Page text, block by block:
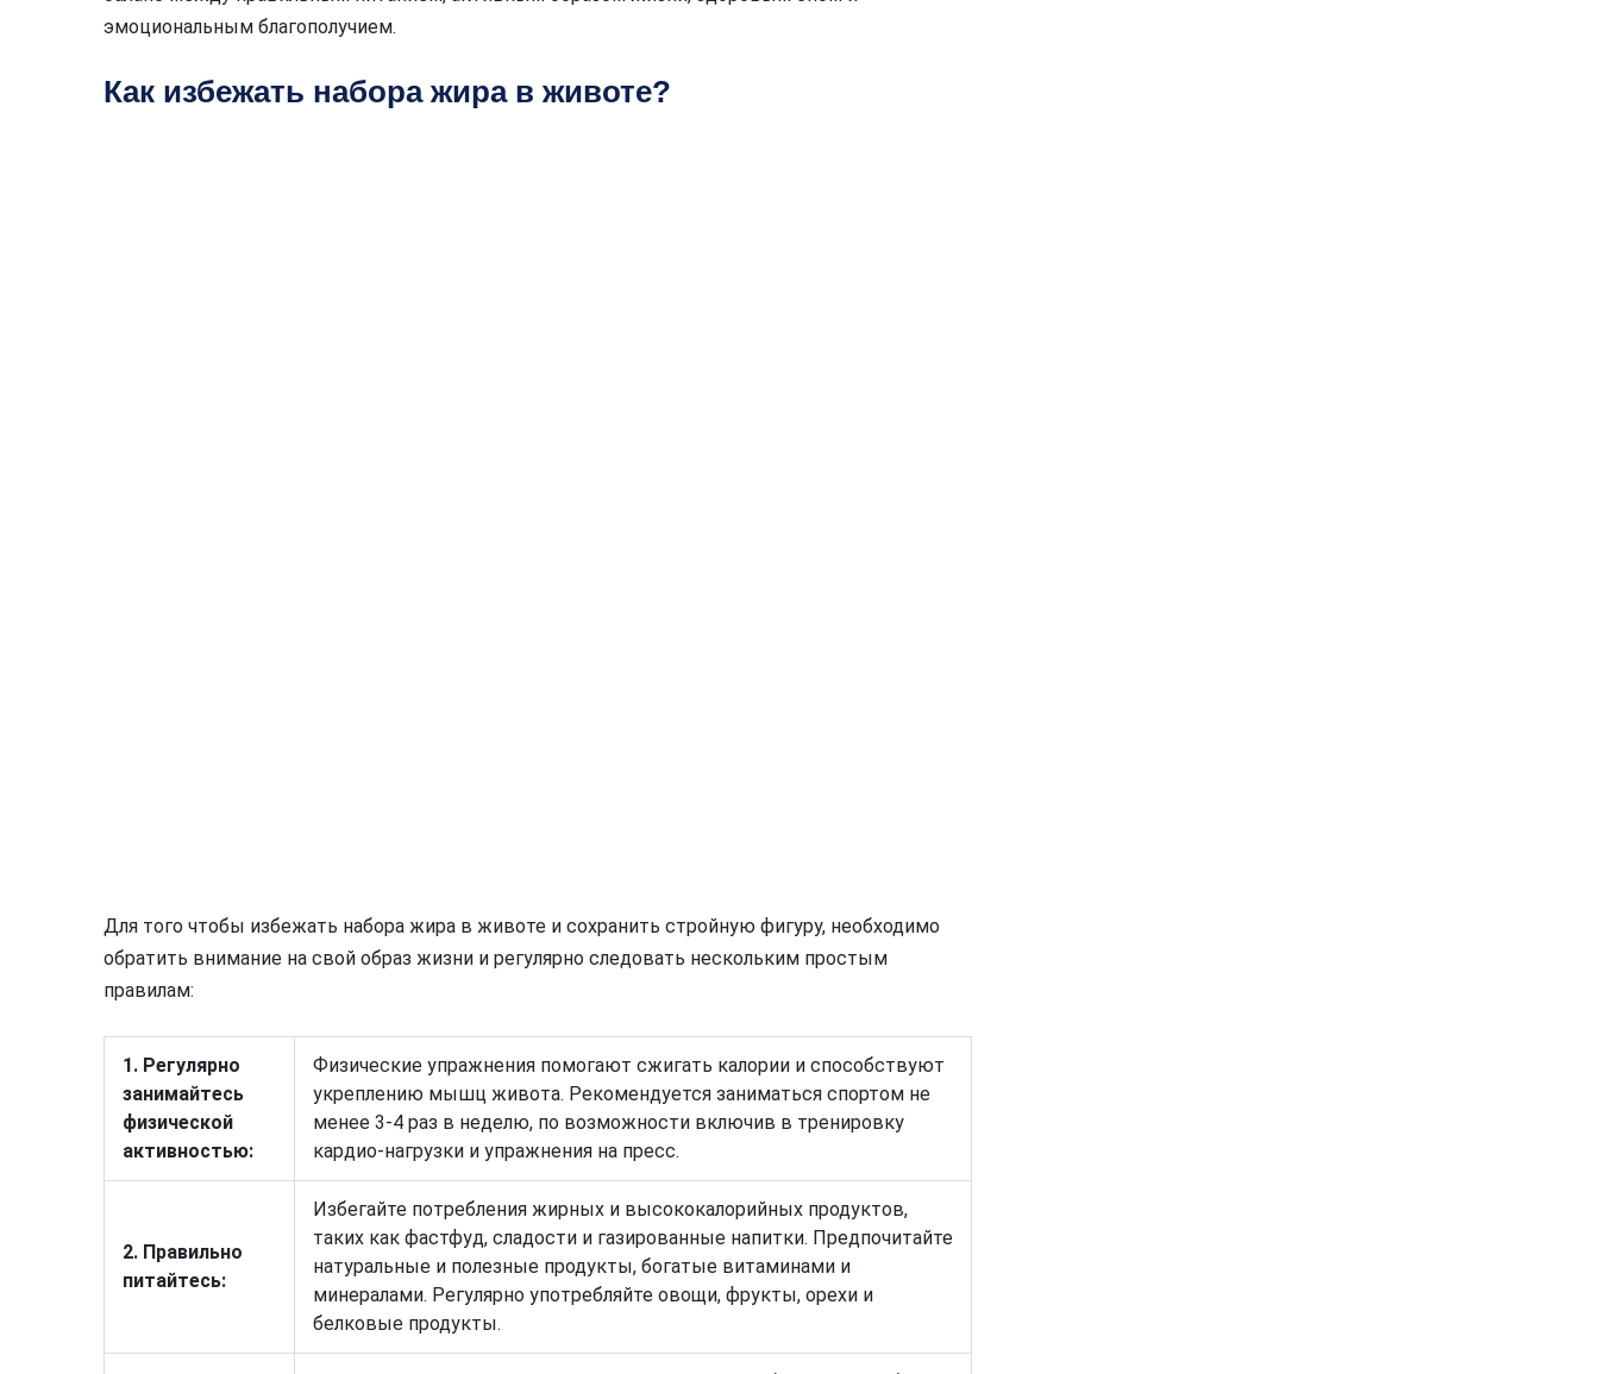
эмоциональным благополучием.
Как избежать набора жира в животе?
Для того чтобы избежать набора жира в животе и сохранить стройную фигуру, необходимо
обратить внимание на свой образ жизни и регулярно следовать нескольким простым
правилам:
1. Регулярно
занимайтесь
физической
активностью:
Физические упражнения помогают сжигать калории и способствуют
укреплению мышц живота. Рекомендуется заниматься спортом не
менее 3-4 раз в неделю, по возможности включив в тренировку
кардио-нагрузки и упражнения на пресс.
2. Правильно
питайтесь:
Избегайте потребления жирных и высококалорийных продуктов,
таких как фастфуд, сладости и газированные напитки. Предпочитайте
натуральные и полезные продукты, богатые витаминами и
минералами. Регулярно употребляйте овощи, фрукты, орехи и
белковые продукты.